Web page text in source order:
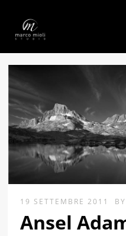
19 SETTEMBRE 2011 BY
Ansel